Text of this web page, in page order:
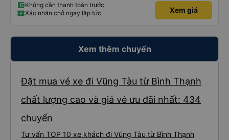
này. Tôi thường xuyên sử dụng dịch vụ xe limousine để đi lại giữa Thành phố
Hồ Chí Minh và Vũng Tàu. Trải nghiệm tuyệt vời, 👍🏽
Không cần thanh toán trước
Xác nhận chỗ ngay lập tức
Xem giá
Xem thêm chuyến
Đặt mua vé xe đi Vũng Tàu từ Bình Thạnh
chất lượng cao và giá vé ưu đãi nhất: 434
chuyến
Tư vấn TOP 10 xe khách đi Vũng Tàu từ Bình Thạnh